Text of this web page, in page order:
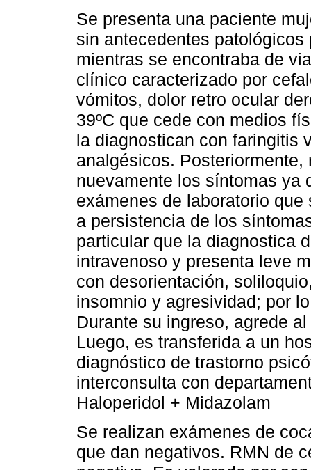
Se presenta una paciente
sin antecedentes
mientras se encontraba de
clínico caracterizado por
vómitos, dolor retro ocular
39ºC que cede con medios
la diagnostican con faringitis
analgésicos.
nuevamente los síntomas ya
exámenes de laboratorio
a persistencia de los
particular que la diagnostica
intravenoso y presenta leve
con desorientación,
insomnio y agresividad; por
Durante su ingreso, agrede
Luego, es transferida a un
diagnóstico de trastorno
interconsulta con
Haloperidol + Midazolam
Se realizan exámenes de
que dan negativos. RMN de